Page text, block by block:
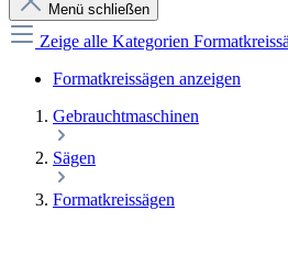
Menü schließen
Zeige alle Kategorien
Formatkreissägen anzeigen
Gebrauchtmaschinen
Sägen
Formatkreissägen